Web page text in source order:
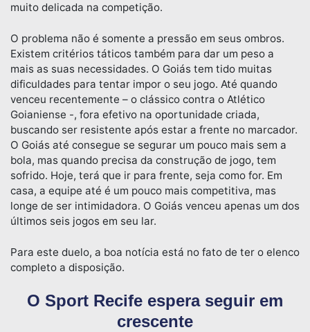
muito delicada na competição.
O problema não é somente a pressão em seus ombros.
Existem critérios táticos também para dar um peso a
mais as suas necessidades. O Goiás tem tido muitas
dificuldades para tentar impor o seu jogo. Até quando
venceu recentemente – o clássico contra o Atlético
Goianiense -, fora efetivo na oportunidade criada,
buscando ser resistente após estar a frente no marcador.
O Goiás até consegue se segurar um pouco mais sem a
bola, mas quando precisa da construção de jogo, tem
sofrido. Hoje, terá que ir para frente, seja como for. Em
casa, a equipe até é um pouco mais competitiva, mas
longe de ser intimidadora. O Goiás venceu apenas um dos
últimos seis jogos em seu lar.
Para este duelo, a boa notícia está no fato de ter o elenco
completo a disposição.
O Sport Recife espera seguir em
crescente